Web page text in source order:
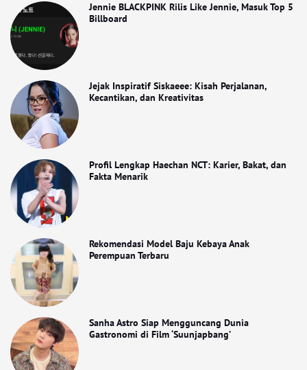
Jennie BLACKPINK Rilis Like Jennie, Masuk Top 5
Billboard
Jejak Inspiratif Siskaeee: Kisah Perjalanan,
Kecantikan, dan Kreativitas
Profil Lengkap Haechan NCT: Karier, Bakat, dan
Fakta Menarik
Rekomendasi Model Baju Kebaya Anak
Perempuan Terbaru
Sanha Astro Siap Mengguncang Dunia
Gastronomi di Film ‘Suunjapbang’